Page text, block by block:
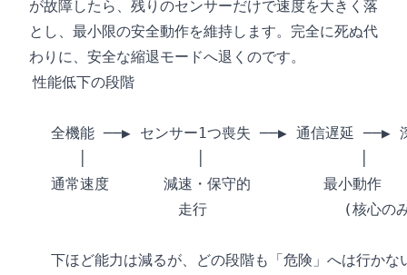
が故障したら、残りのセンサーだけで速度を大きく落
とし、最小限の安全動作を維持します。完全に死ぬ代
わりに、安全な縮退モードへ退くのです。